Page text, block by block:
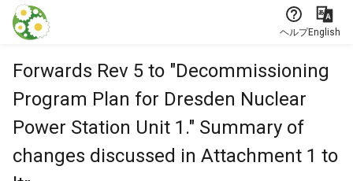
本文に飛ぶ
ヘルプEnglish
Forwards Rev 5 to "Decommissioning
Program Plan for Dresden Nuclear
Power Station Unit 1." Summary of
changes discussed in Attachment 1 to